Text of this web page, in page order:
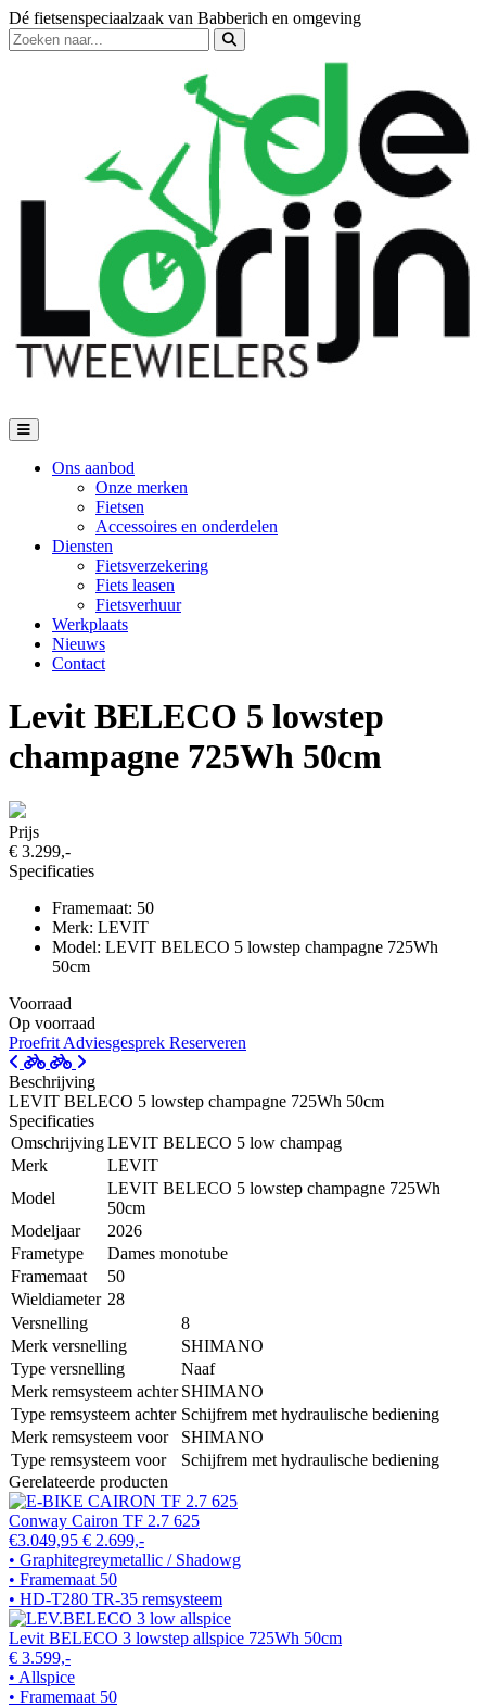
Dé fietsenspeciaalzaak van Babberich en omgeving
Ons aanbod
Onze merken
Fietsen
Accessoires en onderdelen
Diensten
Fietsverzekering
Fiets leasen
Fietsverhuur
Werkplaats
Nieuws
Contact
Levit BELECO 5 lowstep
champagne 725Wh 50cm
Prijs
€ 3.299,-
Specificaties
Framemaat: 50
Merk: LEVIT
Model: LEVIT BELECO 5 lowstep champagne 725Wh
50cm
Voorraad
Op voorraad
Proefrit Adviesgesprek Reserveren
Beschrijving
LEVIT BELECO 5 lowstep champagne 725Wh 50cm
Specificaties
OmschrijvingLEVIT BELECO 5 low champag
Merk
LEVIT
Model
LEVIT BELECO 5 lowstep champagne 725Wh
50cm
Modeljaar
2026
Frametype
Dames monotube
Framemaat
50
Wieldiameter 28
Versnelling
8
Merk versnelling
SHIMANO
Type versnelling
Naaf
Merk remsysteem achter SHIMANO
Type remsysteem achter Schijfrem met hydraulische bediening
Merk remsysteem voor
SHIMANO
Type remsysteem voor
Schijfrem met hydraulische bediening
Gerelateerde producten
Conway Cairon TF 2.7 625
€3.049,95 € 2.699,-
• Graphitegreymetallic / Shadowg
• Framemaat 50
• HD-T280 TR-35 remsysteem
Levit BELECO 3 lowstep allspice 725Wh 50cm
€ 3.599,-
• Allspice
• Framemaat 50